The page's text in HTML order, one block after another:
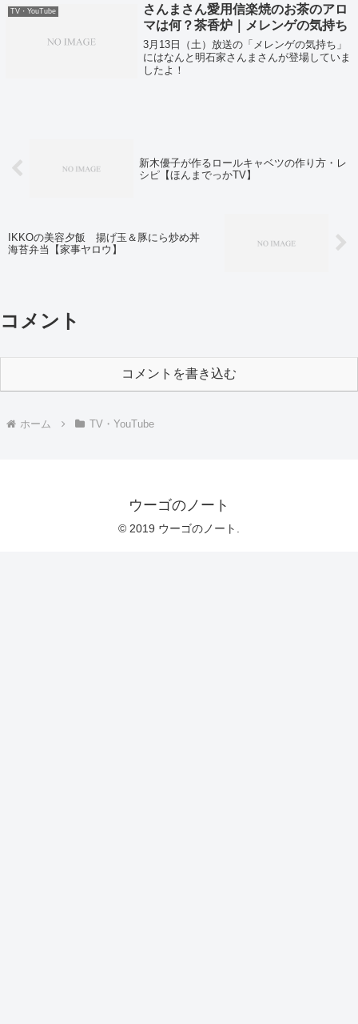
TV・YouTube
さんまさん愛用信楽焼のお茶のアロ
マは何？茶香炉｜メレンゲの気持ち
3月13日（土）放送の「メレンゲの気持ち」
にはなんと明石家さんまさんが登場していま
したよ！
新木優子が作るロールキャベツの作り方・レ
シピ【ほんまでっかTV】
IKKOの美容夕飯 揚げ玉＆豚にら炒め丼
海苔弁当【家事ヤロウ】
コメント
コメントを書き込む
ホーム TV・YouTube
ウーゴのノート
© 2019 ウーゴのノート.